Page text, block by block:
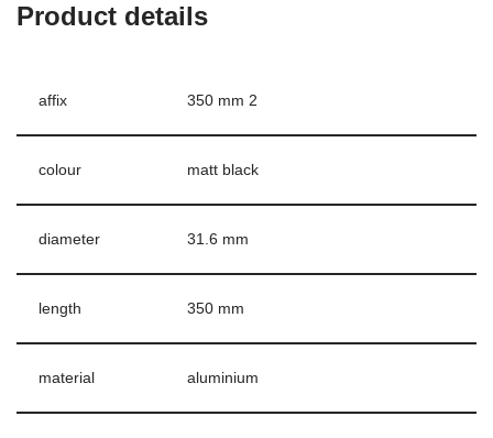
Product details
affix 350 mm 2
colour matt black
diameter 31.6 mm
length 350 mm
material aluminium